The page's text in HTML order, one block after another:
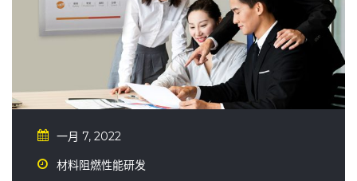
一月 7, 2022
材料阻燃性能研发